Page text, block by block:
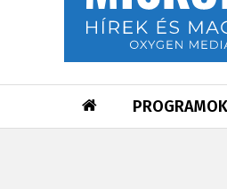
PROGRAMOK